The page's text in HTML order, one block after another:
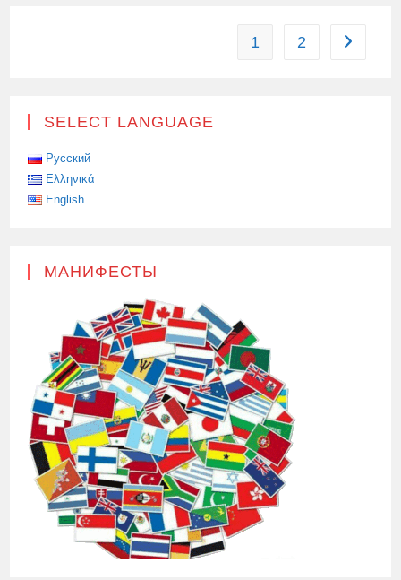
1 2 Перейти
SELECT LANGUAGE
Русский
Ελληνικά
English
МАНИФЕСТЫ